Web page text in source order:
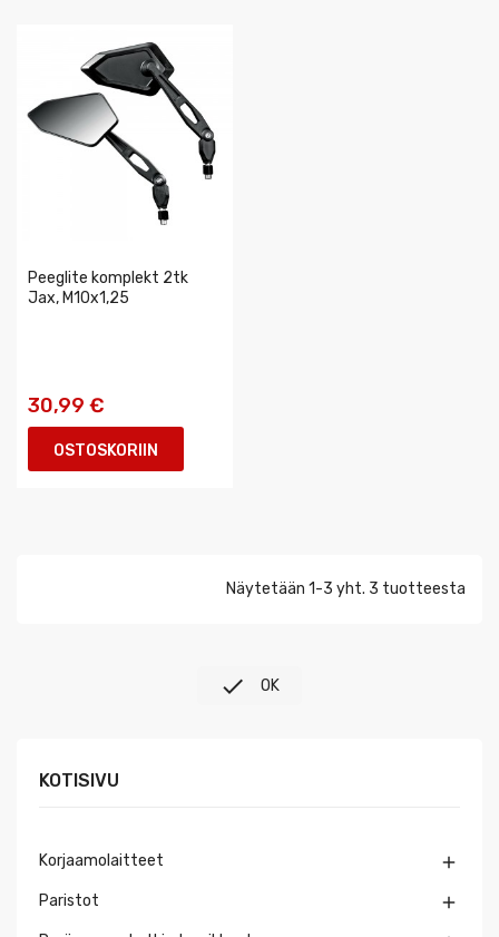
Peeglite komplekt 2tk
Jax, M10x1,25
30,99 €
OSTOSKORIIN
Näytetään 1-3 yht. 3 tuotteesta
 OK
KOTISIVU
Korjaamolaitteet 
Paristot 